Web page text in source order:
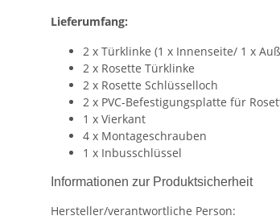
Lieferumfang:
2 x Türklinke (1 x Innenseite/ 1 x
2 x Rosette Türklinke
2 x Rosette Schlüsselloch
2 x PVC-Befestigungsplatte für
1 x Vierkant
4 x Montageschrauben
1 x Inbusschlüssel
Informationen zur Produktsicherheit
Hersteller/verantwortliche Person: